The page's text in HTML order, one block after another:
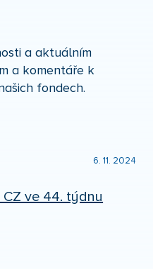
a aktuálním
a komentáře k
fondech.
6. 11. 2024
ve 44. týdnu